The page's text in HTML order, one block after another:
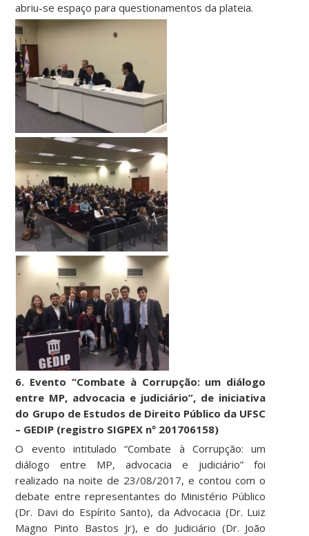
abriu-se espaço para questionamentos da plateia.
6. Evento “Combate à Corrupção: um diálogo
entre MP, advocacia e judiciário”, de iniciativa
do Grupo de Estudos de Direito Público da UFSC
– GEDIP (registro SIGPEX nº 201706158)
O evento intitulado “Combate à Corrupção: um
diálogo entre MP, advocacia e judiciário” foi
realizado na noite de 23/08/2017, e contou com o
debate entre representantes do Ministério Público
(Dr. Davi do Espírito Santo), da Advocacia (Dr. Luiz
Magno Pinto Bastos Jr), e do Judiciário (Dr. João